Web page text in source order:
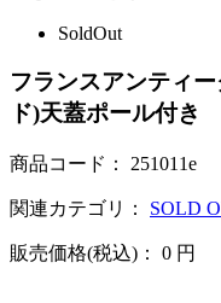
SoldOut
フランスアンティ
ド)天蓋ポール付き
商品コード： 251011e
関連カテゴリ： SOLD
販売価格(税込)： 0 円